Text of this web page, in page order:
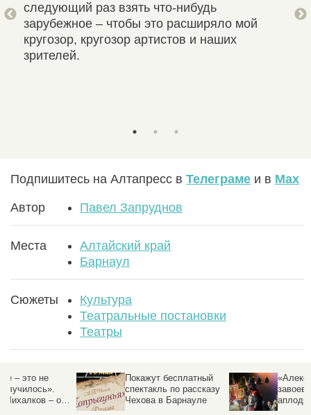
следующий раз взять что-нибудь
зарубежное – чтобы это расширяло мой
кругозор, кругозор артистов и наших
зрителей.
Подпишитесь на Алтапресс в Телеграме и в Max
Автор Павел Запруднов
Места
Алтайский край
Барнаул
Сюжеты
Культура
Театральные постановки
Театры
Покажут бесплатный
спектакль по рассказу
Чехова в Барнауле
«Александр Невский»
завоевал
аплодисменты
барнаульцев – фото